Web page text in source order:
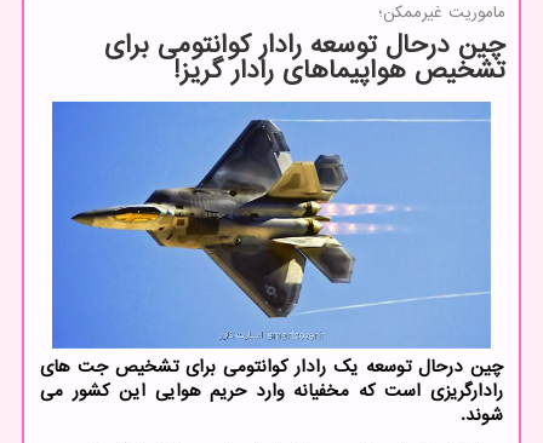
ماموریت غیرممكن؛
چین درحال توسعه رادار کوانتومی برای
تشخیص هواپیماهای رادار گریز!
چین درحال توسعه یک رادار کوانتومی برای تشخیص جت های
رادارگریزی است که مخفیانه وارد حریم هوایی این کشور می
شوند.